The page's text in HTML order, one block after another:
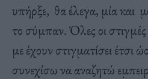
υπήρξε, θα έλεγα, μία και
το σύμπαν. Όλες οι
με έχουν στιγματίσει έτσι
συνεχίσω να αναζητώ